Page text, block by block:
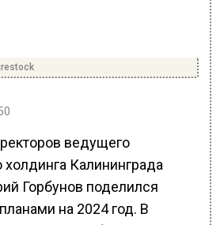
ведущего
холдинга Калининграда
Горбунов поделился
на 2024 год. В